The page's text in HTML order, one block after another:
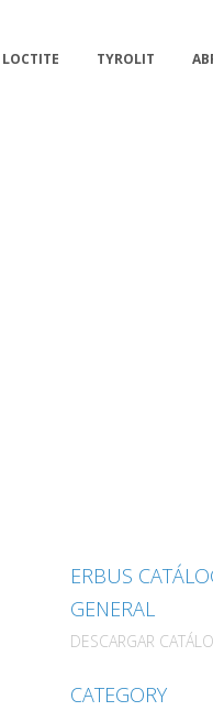
LOCTITE TYROLIT
ERBUS
GENERAL
DESCARGAR
CATEGORY